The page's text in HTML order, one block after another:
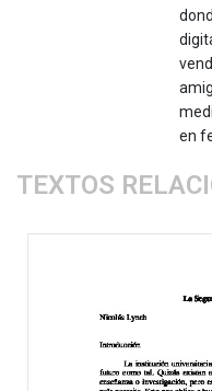
en
TEXTOS